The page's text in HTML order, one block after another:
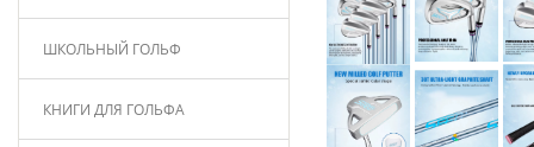
ШКОЛЬНЫЙ ГОЛЬФ
КНИГИ ДЛЯ ГОЛЬФА